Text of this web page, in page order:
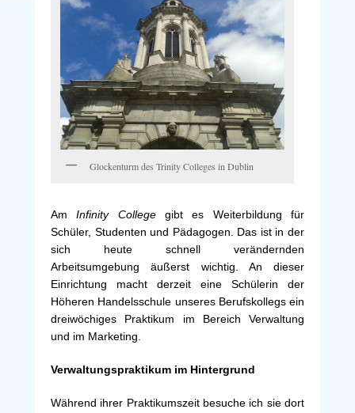
Glockenturm des Trinity Colleges in Dublin
AmInfinity Collegegibt es Weiterbildung für
Schüler, Studenten und Pädagogen. Das ist in der
sich heute schnell verändernden
Arbeitsumgebung äußerst wichtig. An dieser
Einrichtung macht derzeit eine Schülerin der
Höheren Handelsschule unseres Berufskollegs ein
dreiwöchiges Praktikum im Bereich Verwaltung
und im Marketing.
Verwaltungspraktikum im Hintergrund
Während ihrer Praktikumszeit besuche ich sie dort